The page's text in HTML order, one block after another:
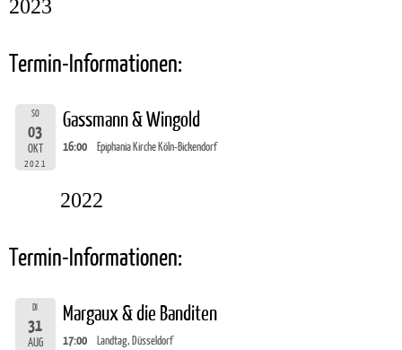
2023
Termin-Informationen:
SO
03
OKT
2021
Gassmann & Wingold
16:00 Epiphania Kirche Köln-Bickendorf
2022
Termin-Informationen:
DI
31
AUG
Margaux & die Banditen
17:00 Landtag, Düsseldorf